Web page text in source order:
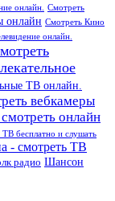
онлайн.
Смотреть
онлайн Смотреть Кино
онлайн.
ТВ онлайн.
вебкамеры
онлайн
бесплатно и слушать
- смотреть ТВ
радио Шансон